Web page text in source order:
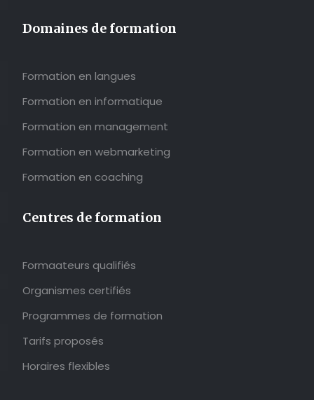
Domaines de formation
Formation en langues
Formation en informatique
Formation en management
Formation en webmarketing
Formation en coaching
Centres de formation
Formaateurs qualifiés
Organismes certifiés
Programmes de formation
Tarifs proposés
Horaires flexibles